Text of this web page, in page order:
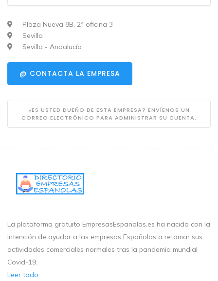
Plaza Nueva 8B, 2º, oficina 3
Sevilla
Sevilla - Andalucía
@ CONTACTA LA EMPRESA
¿ES USTED DUEÑO DE ESTA EMPRESA? ENVÍENOS UN
CORREO ELECTRÓNICO PARA ADMINISTRAR SU CUENTA.
La plataforma gratuito EmpresasEspanolas.es ha nacido con la
intención de ayudar a las empresas Españolas a retomar sus
actividades comerciales normales tras la pandemia mundial
Covid-19.
Leer todo